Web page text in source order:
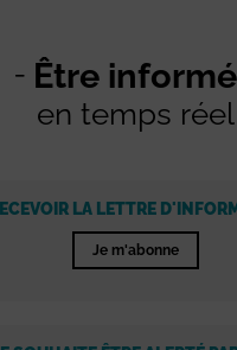
Être informé
en temps réel
LA LETTRE
Je m'abonne